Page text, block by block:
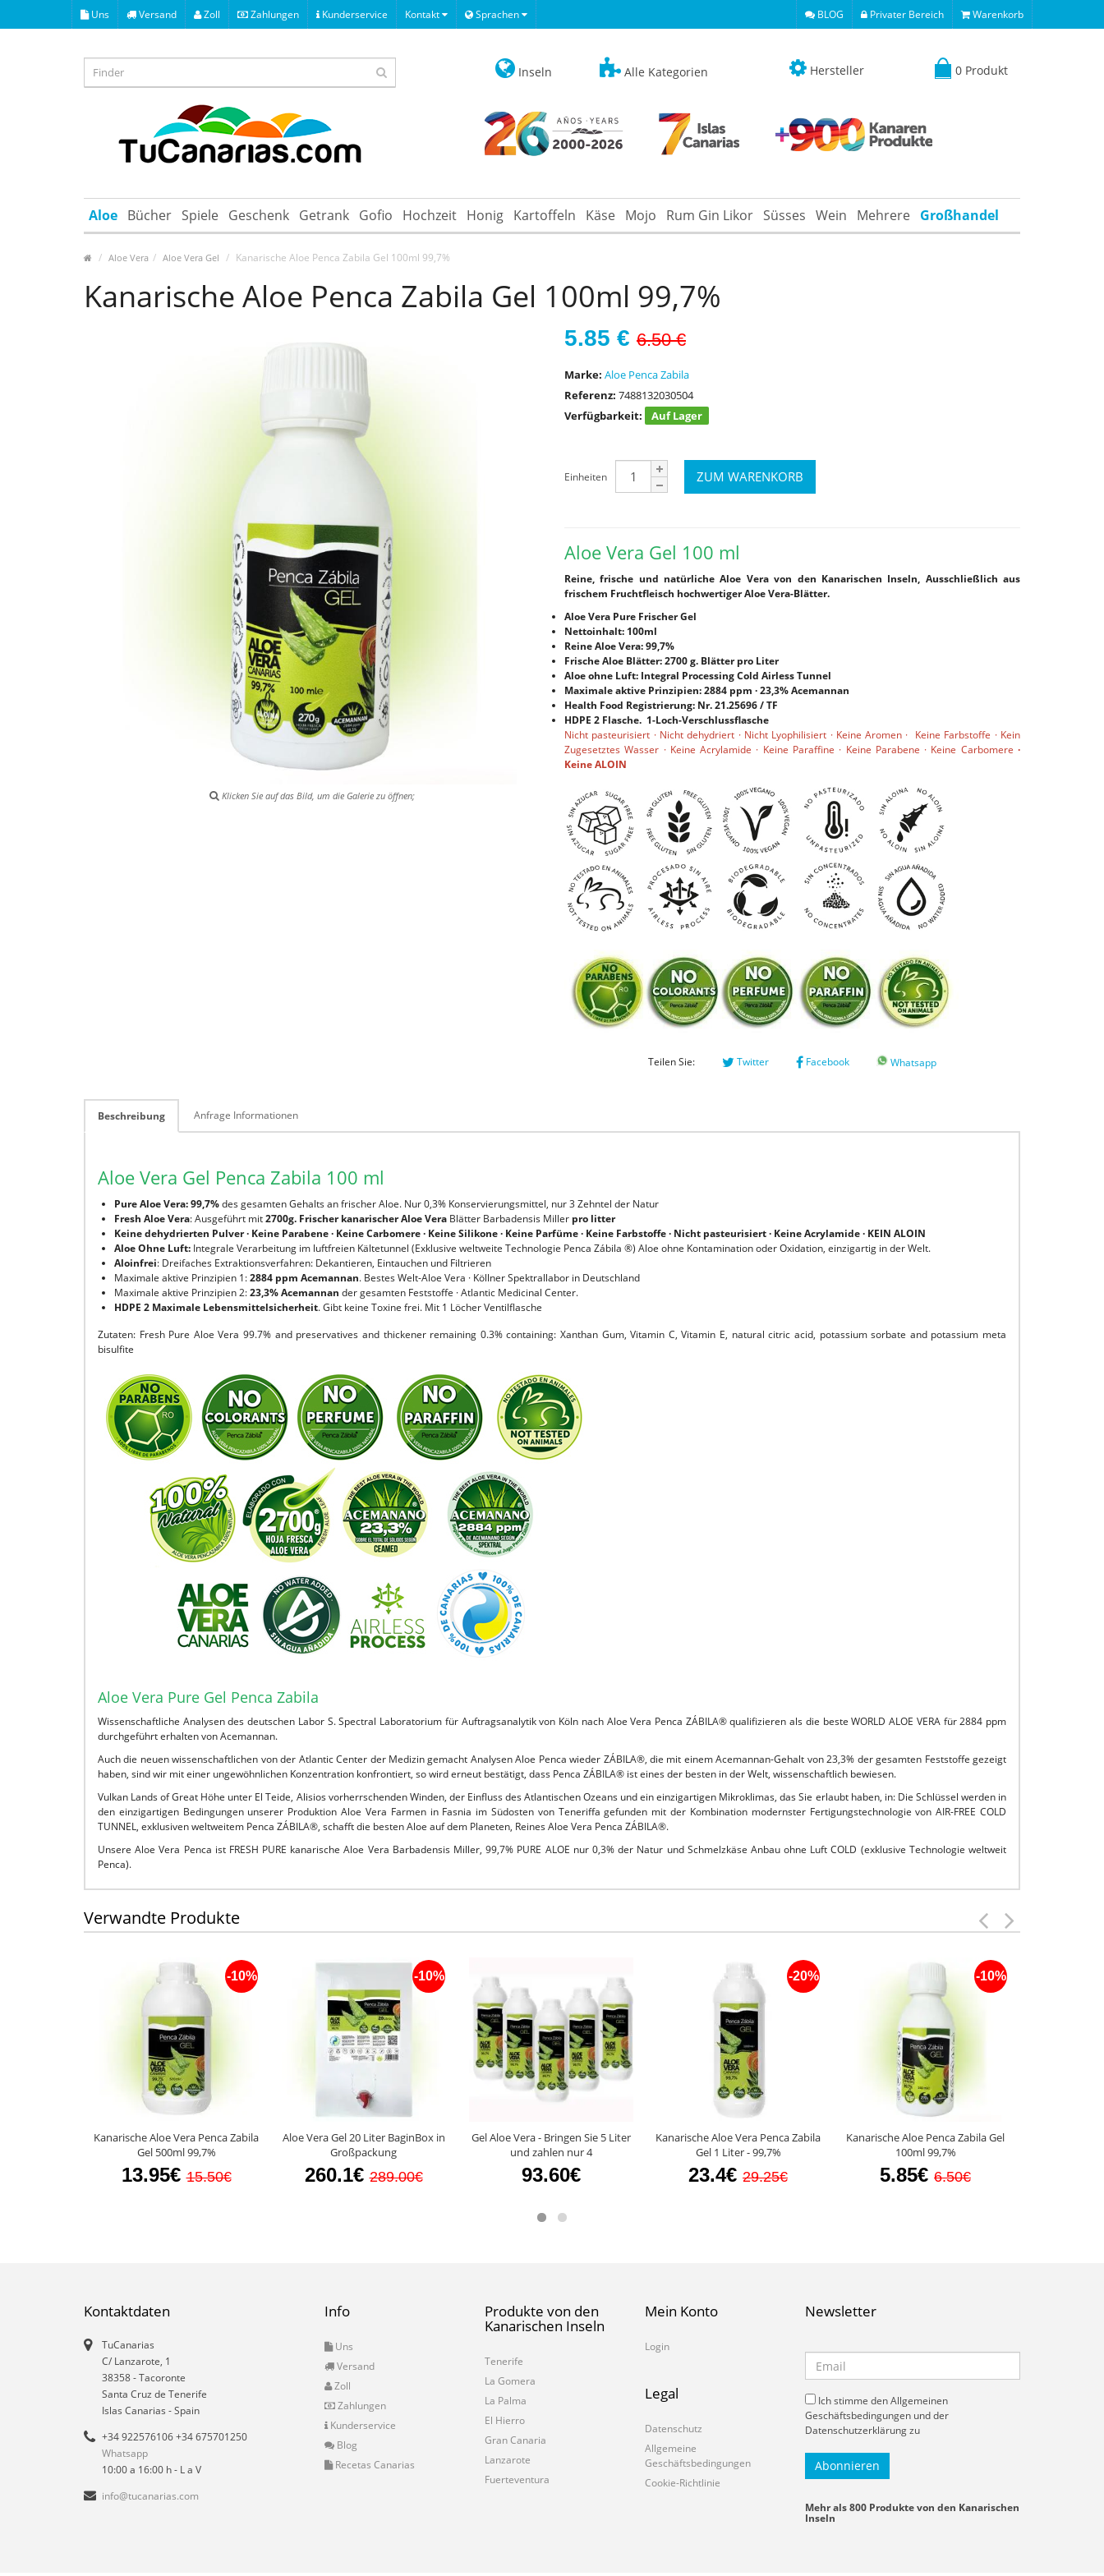
Uns Versand Zoll Zahlungen Kunderservice Kontakt Sprachen BLOG Privater Bereich Warenkorb
Inseln Alle Kategorien Hersteller 0 Produkt
Aloe Bücher Spiele Geschenk Getrank Gofio Hochzeit Honig Kartoffeln Käse Mojo Rum Gin Likor Süsses Wein Mehrere Großhandel
Aloe Vera Aloe Vera Gel Kanarische Aloe Penca Zabila Gel 100ml 99,7%
Kanarische Aloe Penca Zabila Gel 100ml 99,7%
Klicken Sie auf das Bild, um die Galerie zu öffnen;
5.85 € 6.50 €
Marke: Aloe Penca Zabila
Referenz: 7488132030504
Verfügbarkeit:
Auf Lager
Einheiten
Aloe Vera Gel 100 ml
Reine, frische und natürliche Aloe Vera von den Kanarischen Inseln, Ausschließlich aus
frischem Fruchtfleisch hochwertiger Aloe Vera-Blätter.
Aloe Vera Pure Frischer Gel
Nettoinhalt: 100ml
Reine Aloe Vera: 99,7%
Frische Aloe Blätter: 2700 g. Blätter pro Liter
Aloe ohne Luft: Integral Processing Cold Airless Tunnel
Maximale aktive Prinzipien: 2884 ppm · 23,3% Acemannan
Health Food Registrierung: Nr. 21.25696 / TF
HDPE 2 Flasche. 1-Loch-Verschlussflasche
Nicht pasteurisiert · Nicht dehydriert · Nicht Lyophilisiert · Keine Aromen · Keine Farbstoffe · Kein
Zugesetztes Wasser · Keine Acrylamide · Keine Paraffine · Keine Parabene · Keine Carbomere ·
Keine ALOIN
Teilen Sie: Twitter Facebook Whatsapp
Beschreibung Anfrage Informationen
Aloe Vera Gel Penca Zabila 100 ml
Pure Aloe Vera: 99,7%des gesamten Gehalts an frischer Aloe. Nur 0,3% Konservierungsmittel, nur 3 Zehntel der Natur
Fresh Aloe Vera: Ausgeführt mit2700g. Frischer kanarischer Aloe Vera Blätter Barbadensis Miller pro litter
Keine dehydrierten Pulver · Keine Parabene · Keine Carbomere · Keine Silikone · Keine Parfüme · Keine Farbstoffe · Nicht pasteurisiert · Keine Acrylamide · KEIN ALOIN
Aloe Ohne Luft: Integrale Verarbeitung im luftfreien Kältetunnel (Exklusive weltweite Technologie Penca Zábila ®) Aloe ohne Kontamination oder Oxidation, einzigartig in der Welt.
Aloinfrei: Dreifaches Extraktionsverfahren: Dekantieren, Eintauchen und Filtrieren
Maximale aktive Prinzipien 1:2884 ppm Acemannan. Bestes Welt-Aloe Vera · Köllner Spektrallabor in Deutschland
Maximale aktive Prinzipien 2:23,3% Acemannan der gesamten Feststoffe · Atlantic Medicinal Center.
HDPE 2 Maximale Lebensmittelsicherheit. Gibt keine Toxine frei. Mit 1 Löcher Ventilflasche
Zutaten: Fresh Pure Aloe Vera 99.7% and preservatives and thickener remaining 0.3% containing: Xanthan Gum, Vitamin C, Vitamin E, natural citric acid, potassium sorbate and potassium meta
bisulfite
Aloe Vera Pure Gel Penca Zabila
Wissenschaftliche Analysen des deutschen Labor S. Spectral Laboratorium für Auftragsanalytik von Köln nach Aloe Vera Penca ZÁBILA® qualifizieren als die beste WORLD ALOE VERA für 2884 ppm
durchgeführt erhalten von Acemannan.
Auch die neuen wissenschaftlichen von der Atlantic Center der Medizin gemacht Analysen Aloe Penca wieder ZÁBILA®, die mit einem Acemannan-Gehalt von 23,3% der gesamten Feststoffe gezeigt
haben, sind wir mit einer ungewöhnlichen Konzentration konfrontiert, so wird erneut bestätigt, dass Penca ZÁBILA® ist eines der besten in der Welt, wissenschaftlich bewiesen.
Vulkan Lands of Great Höhe unter El Teide, Alisios vorherrschenden Winden, der Einfluss des Atlantischen Ozeans und ein einzigartigen Mikroklimas, das Sie erlaubt haben, in: Die Schlüssel werden in
den einzigartigen Bedingungen unserer Produktion Aloe Vera Farmen in Fasnia im Südosten von Teneriffa gefunden mit der Kombination modernster Fertigungstechnologie von AIR-FREE COLD
TUNNEL, exklusiven weltweitem Penca ZÁBILA®, schafft die besten Aloe auf dem Planeten, Reines Aloe Vera Penca ZÁBILA®.
Unsere Aloe Vera Penca ist FRESH PURE kanarische Aloe Vera Barbadensis Miller, 99,7% PURE ALOE nur 0,3% der Natur und Schmelzkäse Anbau ohne Luft COLD (exklusive Technologie weltweit
Penca).
Verwandte Produkte
Kanarische Aloe Vera Penca Zabila
Gel 500ml 99,7%
13.95€
-10%
15.50€
Aloe Vera Gel 20 Liter BaginBox in
Großpackung
260.1€
-10%
289.00€
Gel Aloe Vera - Bringen Sie 5 Liter
und zahlen nur 4
93.60€
Kanarische Aloe Vera Penca Zabila
Gel 1 Liter - 99,7%
23.4€
-20%
29.25€
Kanarische Aloe Penca Zabila Gel
100ml 99,7%
5.85€
-10%
6.50€
Kontaktdaten
TuCanarias
C/ Lanzarote, 1
38358-Tacoronte
Santa Cruz de Tenerife
Islas Canarias - Spain
+34 922576106 +34 675701250
Whatsapp
10:00 a 16:00 h - L a V
info@tucanarias.com
Info
Uns
Versand
Zoll
Zahlungen
Kunderservice
Blog
Recetas Canarias
Produkte von den
Kanarischen Inseln
Tenerife
La Gomera
La Palma
El Hierro
Gran Canaria
Lanzarote
Fuerteventura
Mein Konto
Login
Legal
Datenschutz
Allgemeine
Geschäftsbedingungen
Cookie-Richtlinie
Newsletter
Ich stimme den Allgemeinen
Geschäftsbedingungen und der
Datenschutzerklärung zu
Mehr als 800 Produkte von den Kanarischen
Inseln